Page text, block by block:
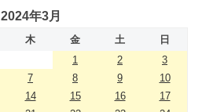
2024年3月
木 金 土
日
1
2
3
7 8 9
10
14 15 16
17